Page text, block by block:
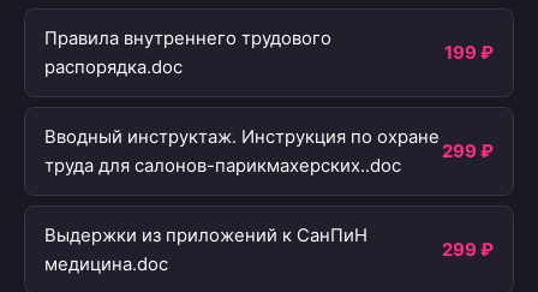
Правила внутреннего трудового
распорядка.doc
199 ₽
Вводный инструктаж. Инструкция по охране
труда для салонов-парикмахерских..doc
299 ₽
Выдержки из приложений к СанПиН
медицина.doc
299 ₽